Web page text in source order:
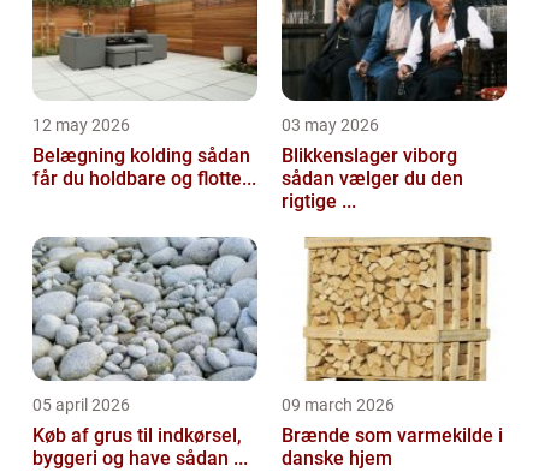
12 may 2026
Belægning kolding sådan
får du holdbare og flotte...
03 may 2026
Blikkenslager viborg
sådan vælger du den
rigtige ...
05 april 2026
Køb af grus til indkørsel,
byggeri og have sådan ...
09 march 2026
Brænde som varmekilde i
danske hjem